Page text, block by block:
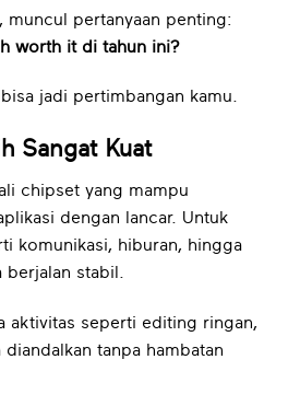
muncul pertanyaan penting:
worth it di tahun ini?
jadi pertimbangan kamu.
Sangat Kuat
chipset yang mampu
dengan lancar. Untuk
komunikasi, hiburan, hingga
berjalan stabil.
aktivitas seperti editing ringan,
tanpa hambatan